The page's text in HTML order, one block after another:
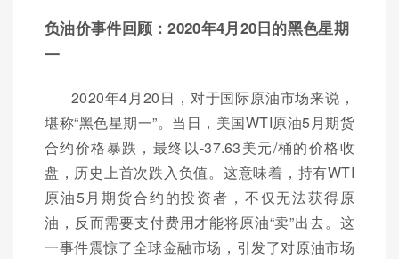
负油价事件回顾：2020年4月20日的黑色星期
一
2020年4月20日，对于国际原油市场来说，
堪称“黑色星期一”。当日，美国WTI原油5月期货
合约价格暴跌，最终以-37.63美元/桶的价格收
盘，历史上首次跌入负值。这意味着，持有WTI
原油5月期货合约的投资者，不仅无法获得原
油，反而需要支付费用才能将原油“卖”出去。这
一事件震惊了全球金融市场，引发了对原油市场